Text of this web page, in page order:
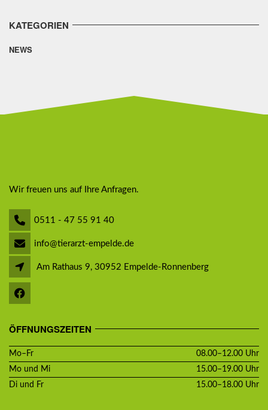
KATEGORIEN
NEWS
Wir freuen uns auf Ihre Anfragen.
0511 - 47 55 91 40
info@tierarzt-empelde.de
Am Rathaus 9, 30952 Empelde-Ronnenberg
ÖFFNUNGSZEITEN
Mo–Fr
08.00–12.00 Uhr
Mo und Mi
15.00–19.00 Uhr
Di und Fr
15.00–18.00 Uhr